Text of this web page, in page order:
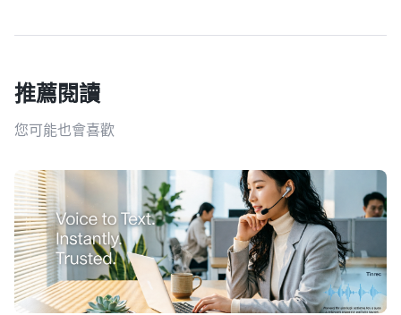
推薦閱讀
您可能也會喜歡